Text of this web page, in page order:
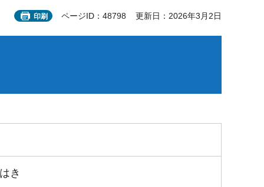
印刷 ページID：48798 更新日：2026年3月2日
き